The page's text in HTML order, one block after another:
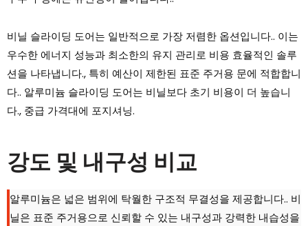
비닐 슬라이딩 도어는 일반적으로 가장 저렴한 옵션입니다.. 이는
우수한 에너지 성능과 최소한의 유지 관리로 비용 효율적인 솔루
션을 나타냅니다., 특히 예산이 제한된 표준 주거용 문에 적합합니
다.. 알루미늄 슬라이딩 도어는 비닐보다 초기 비용이 더 높습니
다., 중급 가격대에 포지셔닝.
강도 및 내구성 비교
알루미늄은 넓은 범위에 탁월한 구조적 무결성을 제공합니다.. 비
닐은 표준 주거용으로 신뢰할 수 있는 내구성과 강력한 내습성을